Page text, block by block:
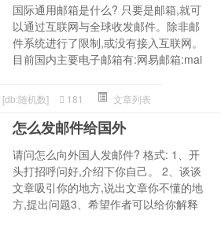
国际通用邮箱是什么? 只要是邮箱,就可
以通过互联网与全球收发邮件。除非邮
件系统进行了限制,或没有接入互联网。
目前国内主要电子邮箱有:网易邮箱:mai
[db:随机数] 181 文章列表
怎么发邮件给国外
请问怎么向外国人发邮件? 格式: 1、开
头打招呼问好,介绍下你自己。 2、谈谈
文章吸引你的地方,说出文章你不懂的地
方,提出问题3、希望作者可以给你解释